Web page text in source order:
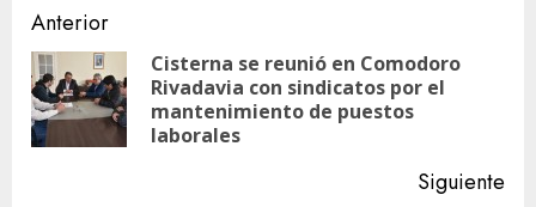
Navegación
de
entradas
Anterior
Cisterna se reunió en Comodoro
Rivadavia con sindicatos por el
mantenimiento de puestos
laborales
Siguiente